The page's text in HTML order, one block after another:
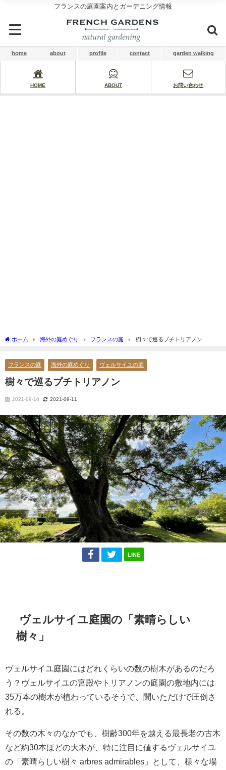
フランスの庭園案内とガーデニング情報
home about profile contact garden walking
HOME ABOUT お問い合わせ
ホーム 海外の庭めぐり フランスの庭 樹々で巡るプチトリアノン
フランスの庭 海外の庭めぐり ヴェルサイユの庭
樹々で巡るプチトリアノン
2021-09-10 2021-09-11
LINE
ヴェルサイユ庭園の「素晴らしい
樹々」
ヴェルサイユ庭園にはどれくらいの数の樹木があるのだろ
う？ヴェルサイユの宮殿やトリアノンの庭園の敷地内には
35万本の樹木が植わっているそうで、聞いただけで圧倒さ
れる。
その数の木々のなかでも、樹齢300年を越える最長老の古木
など約30本ほどの大木が、特に注目に値するヴェルサイユ
の「素晴らしい樹々 arbres admirables」として、様々な場